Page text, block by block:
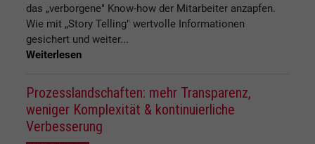
das „verborgene" Know-how der Mitarbeiter anzapfen.
Wie mit „Story Telling" wertvolle Informationen
gesichert und weiter...
Weiterlesen
Prozesslandschaften: mehr Transparenz,
weniger Komplexität & kontinuierliche
Verbesserung